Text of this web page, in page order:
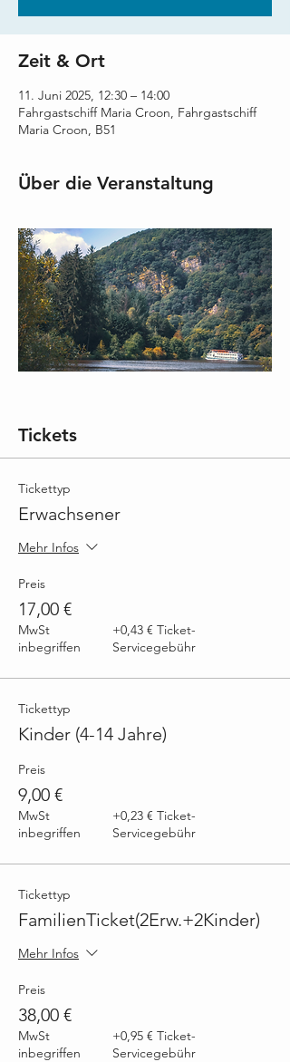
Zeit & Ort
11. Juni 2025, 12:30 – 14:00
Fahrgastschiff Maria Croon, Fahrgastschiff
Maria Croon, B51
Über die Veranstaltung
Tickets
Tickettyp
Erwachsener
Mehr Infos
Preis
17,00 €
MwSt
inbegriffen
+0,43 € Ticket-
Servicegebühr
Tickettyp
Kinder (4-14 Jahre)
Preis
9,00 €
MwSt
inbegriffen
+0,23 € Ticket-
Servicegebühr
Tickettyp
FamilienTicket(2Erw.+2Kinder)
Mehr Infos
Preis
38,00 €
MwSt
inbegriffen
+0,95 € Ticket-
Servicegebühr